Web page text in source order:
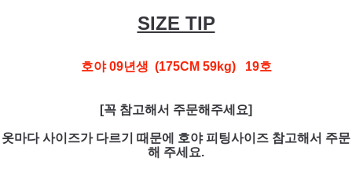
SIZE TIP
호야 09년생 (175CM 59kg) 19호
[꼭 참고해서 주문해주세요]
옷마다 사이즈가 다르기 때문에 호야 피팅사이즈 참고해서 주문
해 주세요.